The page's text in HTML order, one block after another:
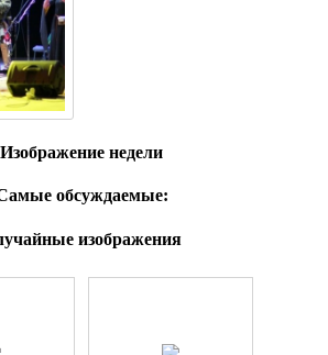
Изображение недели
обсуждаемые:
изображения